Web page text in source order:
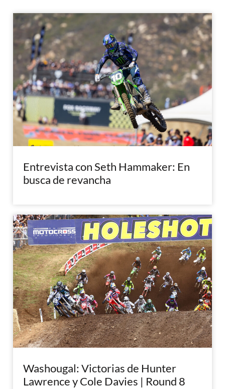
Entrevista con Seth Hammaker: En
busca de revancha
Washougal: Victorias de Hunter
Lawrence y Cole Davies | Round 8